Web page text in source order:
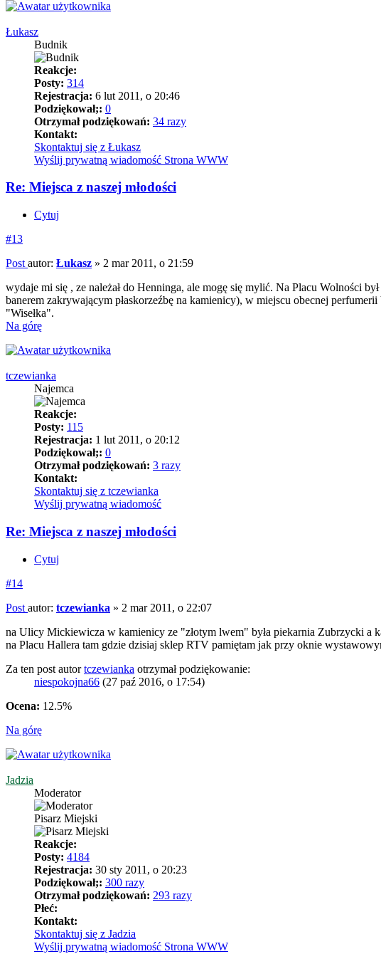
Łukasz
Budnik
Reakcje:
Posty: 314
Rejestracja: 6 lut 2011, o 20:46
Podziękował;: 0
Otrzymał podziękowań: 34 razy
Kontakt:
Skontaktuj się z Łukasz
Wyślij prywatną wiadomość Strona WWW
Re: Miejsca z naszej młodości
Cytuj
#13
Post autor: Łukasz » 2 mar 2011, o 21:59
wydaje mi się , ze należał do Henninga, ale mogę się mylić. Na Placu Wolności
banerem zakrywającym płaskorzeźbę na kamienicy), w miejscu obecnej
"Wisełka".
Na górę
tczewianka
Najemca
Reakcje:
Posty: 115
Rejestracja: 1 lut 2011, o 20:12
Podziękował;: 0
Otrzymał podziękowań: 3 razy
Kontakt:
Skontaktuj się z tczewianka
Wyślij prywatną wiadomość
Re: Miejsca z naszej młodości
Cytuj
#14
Post autor: tczewianka » 2 mar 2011, o 22:07
na Ulicy Mickiewicza w kamienicy ze "złotym lwem" była piekarnia Zubrzycki a
na Placu Hallera tam gdzie dzisiaj sklep RTV pamiętam jak przy oknie
Za ten post autortczewianka otrzymał podziękowanie:
niespokojna66 (27 paź 2016, o 17:54)
Ocena: 12.5%
Na górę
Jadzia
Moderator
Pisarz Miejski
Reakcje:
Posty: 4184
Rejestracja: 30 sty 2011, o 20:23
Podziękował;: 300 razy
Otrzymał podziękowań: 293 razy
Płeć:
Kontakt:
Skontaktuj się z Jadzia
Wyślij prywatną wiadomość Strona WWW